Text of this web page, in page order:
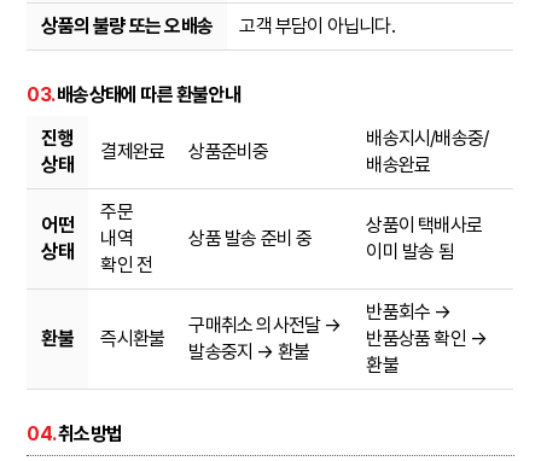
상품의 불량 또는 오배송 고객 부담이 아닙니다.
03.배송상태에 따른 환불안내
진행
상태
결제완료 상품준비중
배송지시/배송중/
배송완료
어떤
상태
주문
내역
확인 전
상품 발송 준비 중
상품이 택배사로
이미 발송 됨
환불 즉시환불
구매취소 의사전달 →
발송중지 → 환불
반품회수 →
반품상품 확인 →
환불
04.취소방법